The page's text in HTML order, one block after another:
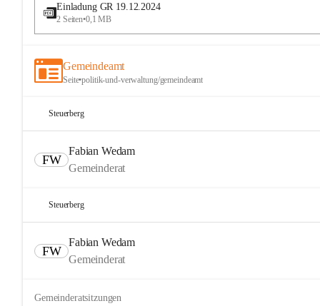
Einladung GR 19.12.2024
2 Seiten•0,1 MB
Gemeindeamt
Seite•politik-und-verwaltung/gemeindeamt
Steuerberg
FW
Fabian Wedam
Gemeinderat
Steuerberg
FW
Fabian Wedam
Gemeinderat
Gemeinderatsitzungen